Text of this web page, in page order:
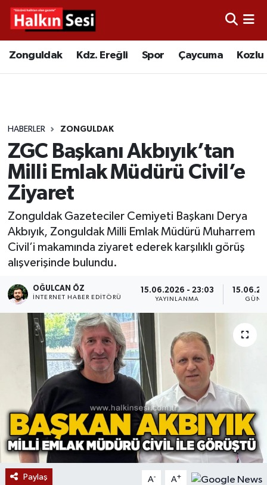
Zonguldak Kdz. Ereğli Spor Çaycuma Kozlu
HABERLER ZONGULDAK
ZGC Başkanı Akbıyık’tan
Milli Emlak Müdürü Civil’e
Ziyaret
Zonguldak Gazeteciler Cemiyeti Başkanı Derya
Akbıyık, Zonguldak Milli Emlak Müdürü Muharrem
Civil’i makamında ziyaret ederek karşılıklı görüş
alışverişinde bulundu.
OĞULCAN ÖZ
İNTERNET HABER EDITÖRÜ
15.06.2026 - 23:03
YAYINLANMA
Paylaş A- A+
Video
Çaycuma
Alaplı
Asayiş
Bartın
Karabük
Devrek
Bolu
ÇEVRE
BİLİM VE TEKNOLOJİ
DUNYA
Düzce
Eğitim
Merkez Hava Durumu
Tüm Manşetler
Son Dakika Haberleri
Haber Arşivi